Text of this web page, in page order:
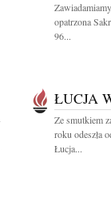
opatrzona
96...
ŁUCJA
Ze smutkiem
roku odeszła
Łucja...